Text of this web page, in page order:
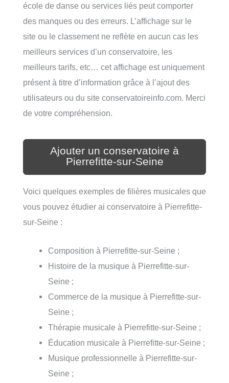
école de danse ou services liés peut comporter
des manques ou des erreurs. L’affichage sur le
site ou le classement ne reflète en aucun cas les
meilleurs services d’un conservatoire, les
meilleurs tarifs, etc… cet affichage est uniquement
présent à titre d’information grâce à l’ajout des
utilisateurs ou du site conservatoireinfo.com. Merci
de votre compréhension.
Ajouter un conservatoire à
Pierrefitte-sur-Seine
Voici quelques exemples de filières musicales que
vous pouvez étudier ai conservatoire à Pierrefitte-
sur-Seine :
Composition à Pierrefitte-sur-Seine ;
Histoire de la musique à Pierrefitte-sur-
Seine ;
Commerce de la musique à Pierrefitte-sur-
Seine ;
Thérapie musicale à Pierrefitte-sur-Seine ;
Éducation musicale à Pierrefitte-sur-Seine ;
Musique professionnelle à Pierrefitte-sur-
Seine ;